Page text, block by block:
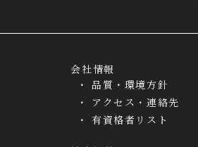
会社情報
品質・環境方針
アクセス・連絡先
有資格者リスト